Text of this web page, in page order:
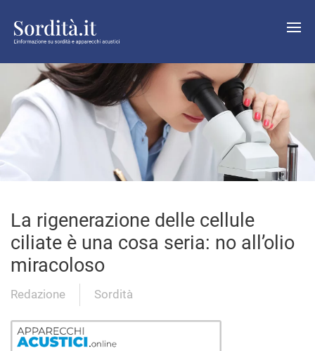
La rigenerazione delle cellule
ciliate è una cosa seria: no all’olio
miracoloso
Redazione Sordità